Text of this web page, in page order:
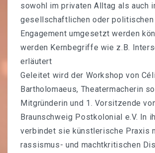
sowohl im privaten Alltag als auch
gesellschaftlichen oder politischen
Engagement umgesetzt werden
werden Kernbegriffe wie z.B.
erläutert
Geleitet wird der Workshop von
Bartholomaeus, Theatermacherin
Mitgründerin und 1. Vorsitzende
Braunschweig Postkolonial e.V. In
verbindet sie künstlerische Praxis
rassismus- und machtkritischen